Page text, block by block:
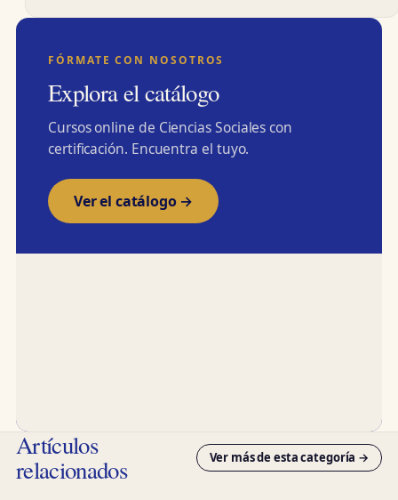
FÓRMATE CON NOSOTROS
Explora el catálogo
Cursos online de Ciencias Sociales con
certificación. Encuentra el tuyo.
Ver el catálogo →
Artículos
relacionados Ver más de esta categoría →